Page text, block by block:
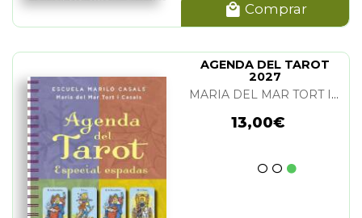
Comprar
AGENDA DEL TAROT
2027
MARIA DEL MAR TORT I CASALS
13,00€